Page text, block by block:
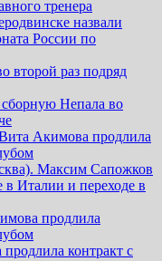
тренера
назвали
России по
второй раз подряд
Непала во
Акимова продлила
Максим Сапожков
в Италии и переходе в
продлила
контракт с